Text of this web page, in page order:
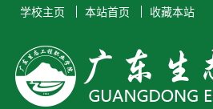
学校主页 本站首页 收藏本站